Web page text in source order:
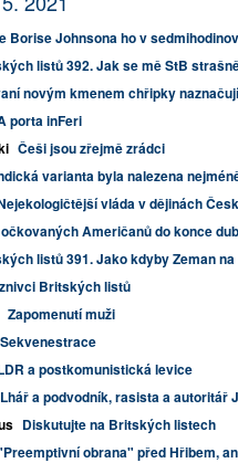
Borise Johnsona ho v
listů 392. Jak se mě StB
novým kmenem chřipky
porta inFeri
Češi jsou zřejmě zrádci
varianta byla nalezena
vláda v dějinách
Američanů do konce
listů 391. Jako kdyby Zeman
Britských listů
Zapomenutí muži
Sekvenestrace
a postkomunistická levice
a podvodník, rasista a autoritář
Diskutujte na Britských listech
obrana" před Hřibem,